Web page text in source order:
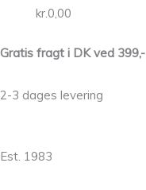
kr.0,00
Gratis fragt i DK ved 399,-
2-3 dages levering
Est. 1983